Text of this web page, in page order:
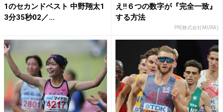
1のセカンドベスト 中野翔太1
3分35秒02／...
え!!６つの数字が『完全一致』
する方法
PR(株式会社MURA)